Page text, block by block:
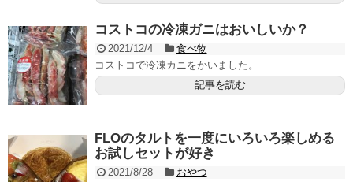
コストコの冷凍ガニはおいしいか？
2021/12/4
食べ物
コストコで冷凍カニをかいました。
記事を読む
FLOのタルトを一度にいろいろ楽しめる
お試しセットが好き
2021/8/28
おやつ